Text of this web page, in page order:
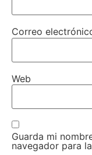
Correo
Web
Guarda mi
navegador para